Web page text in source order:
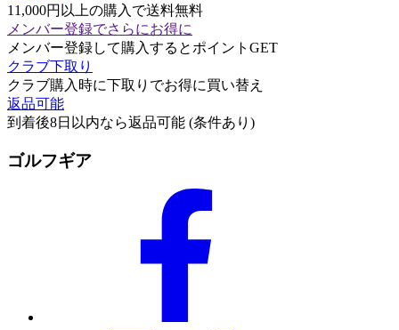
11,000円以上の購入で送料無料
メンバー登録でさらにお得に
メンバー登録して購入するとポイントGET
クラブ下取り
クラブ購入時に下取りでお得に買い替え
返品可能
到着後8日以内なら返品可能 (条件あり)
ゴルフギア